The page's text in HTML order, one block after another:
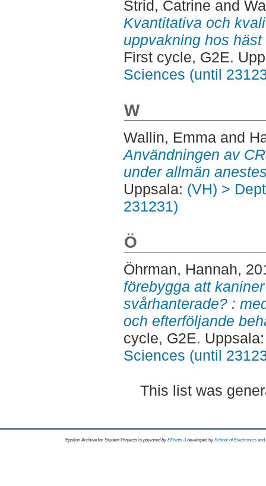
Strid, Catrine and
Kvantitativa och
uppvakning hos
First cycle, G2E.
Sciences (until
W
Wallin, Emma and
Användningen av
under allmän
Uppsala: (VH) >
231231)
Ö
Öhrman, Hannah,
förebygga att
svårhanterade? :
och efterföljande
cycle, G2E.
Sciences (until
This list was
Epsilon Archive for Student Projects is powored byEPrints 3 developed by School of Electronics